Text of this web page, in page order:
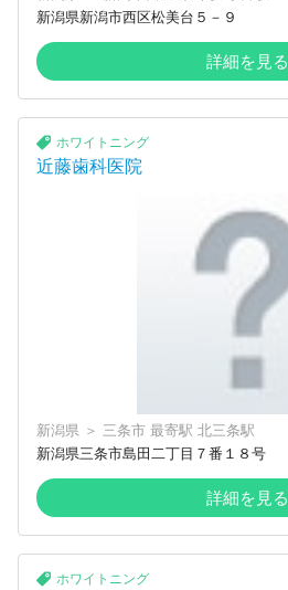
新潟県新潟市西区松美台５－９
詳細を見る
ホワイトニング
近藤歯科医院
新潟県 ＞ 三条市 最寄駅 北三条駅
新潟県三条市島田二丁目７番１８号
詳細を見る
ホワイトニング